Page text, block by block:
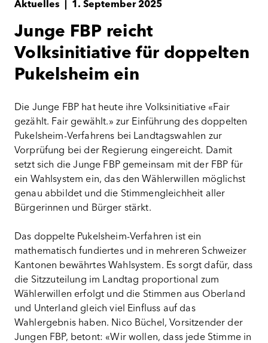
Aktuelles 1. September 2025
Junge FBP reicht
Volksinitiative für doppelten
Pukelsheim ein
Die Junge FBP hat heute ihre Volksinitiative «Fair
gezählt. Fair gewählt.» zur Einführung des doppelten
Pukelsheim-Verfahrens bei Landtagswahlen zur
Vorprüfung bei der Regierung eingereicht. Damit
setzt sich die Junge FBP gemeinsam mit der FBP für
ein Wahlsystem ein, das den Wählerwillen möglichst
genau abbildet und die Stimmengleichheit aller
Bürgerinnen und Bürger stärkt.
Das doppelte Pukelsheim-Verfahren ist ein
mathematisch fundiertes und in mehreren Schweizer
Kantonen bewährtes Wahlsystem. Es sorgt dafür, dass
die Sitzzuteilung im Landtag proportional zum
Wählerwillen erfolgt und die Stimmen aus Oberland
und Unterland gleich viel Einfluss auf das
Wahlergebnis haben. Nico Büchel, Vorsitzender der
Jungen FBP, betont: «Wir wollen, dass jede Stimme in